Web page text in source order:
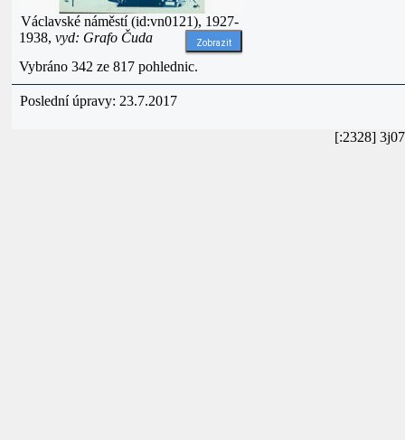
Václavské náměstí (id:vn0121), 1927-
1938, vyd: Grafo Čuda Zobrazit
Vybráno 342 ze 817 pohlednic.
Poslední úpravy: 23.7.2017
[:2328]